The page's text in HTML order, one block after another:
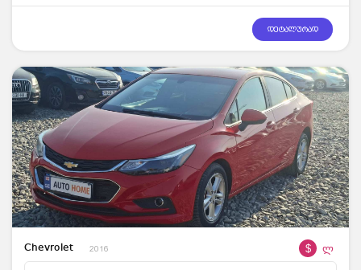
დეტალურად
Chevrolet 2016 $ ლ